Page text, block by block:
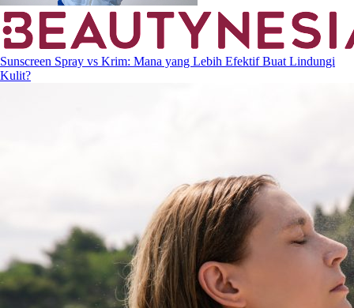
Sunscreen Spray vs Krim: Mana yang Lebih Efektif Buat Lindungi
Kulit?